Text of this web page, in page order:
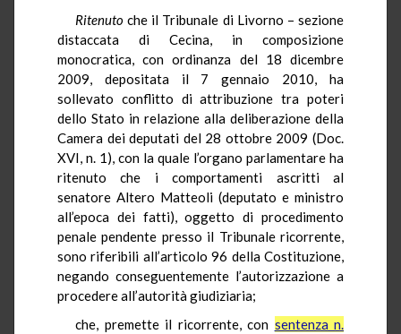
Ritenuto che il Tribunale di Livorno – sezione
distaccata di Cecina, in composizione
monocratica, con ordinanza del 18 dicembre
2009, depositata il 7 gennaio 2010, ha
sollevato conflitto di attribuzione tra poteri
dello Stato in relazione alla deliberazione della
Camera dei deputati del 28 ottobre 2009 (Doc.
XVI, n. 1), con la quale l’organo parlamentare ha
ritenuto che i comportamenti ascritti al
senatore Altero Matteoli (deputato e ministro
all’epoca dei fatti), oggetto di procedimento
penale pendente presso il Tribunale ricorrente,
sono riferibili all’articolo 96 della Costituzione,
negando conseguentemente l’autorizzazione a
procedere all’autorità giudiziaria;
che, premette il ricorrente, con sentenza n.